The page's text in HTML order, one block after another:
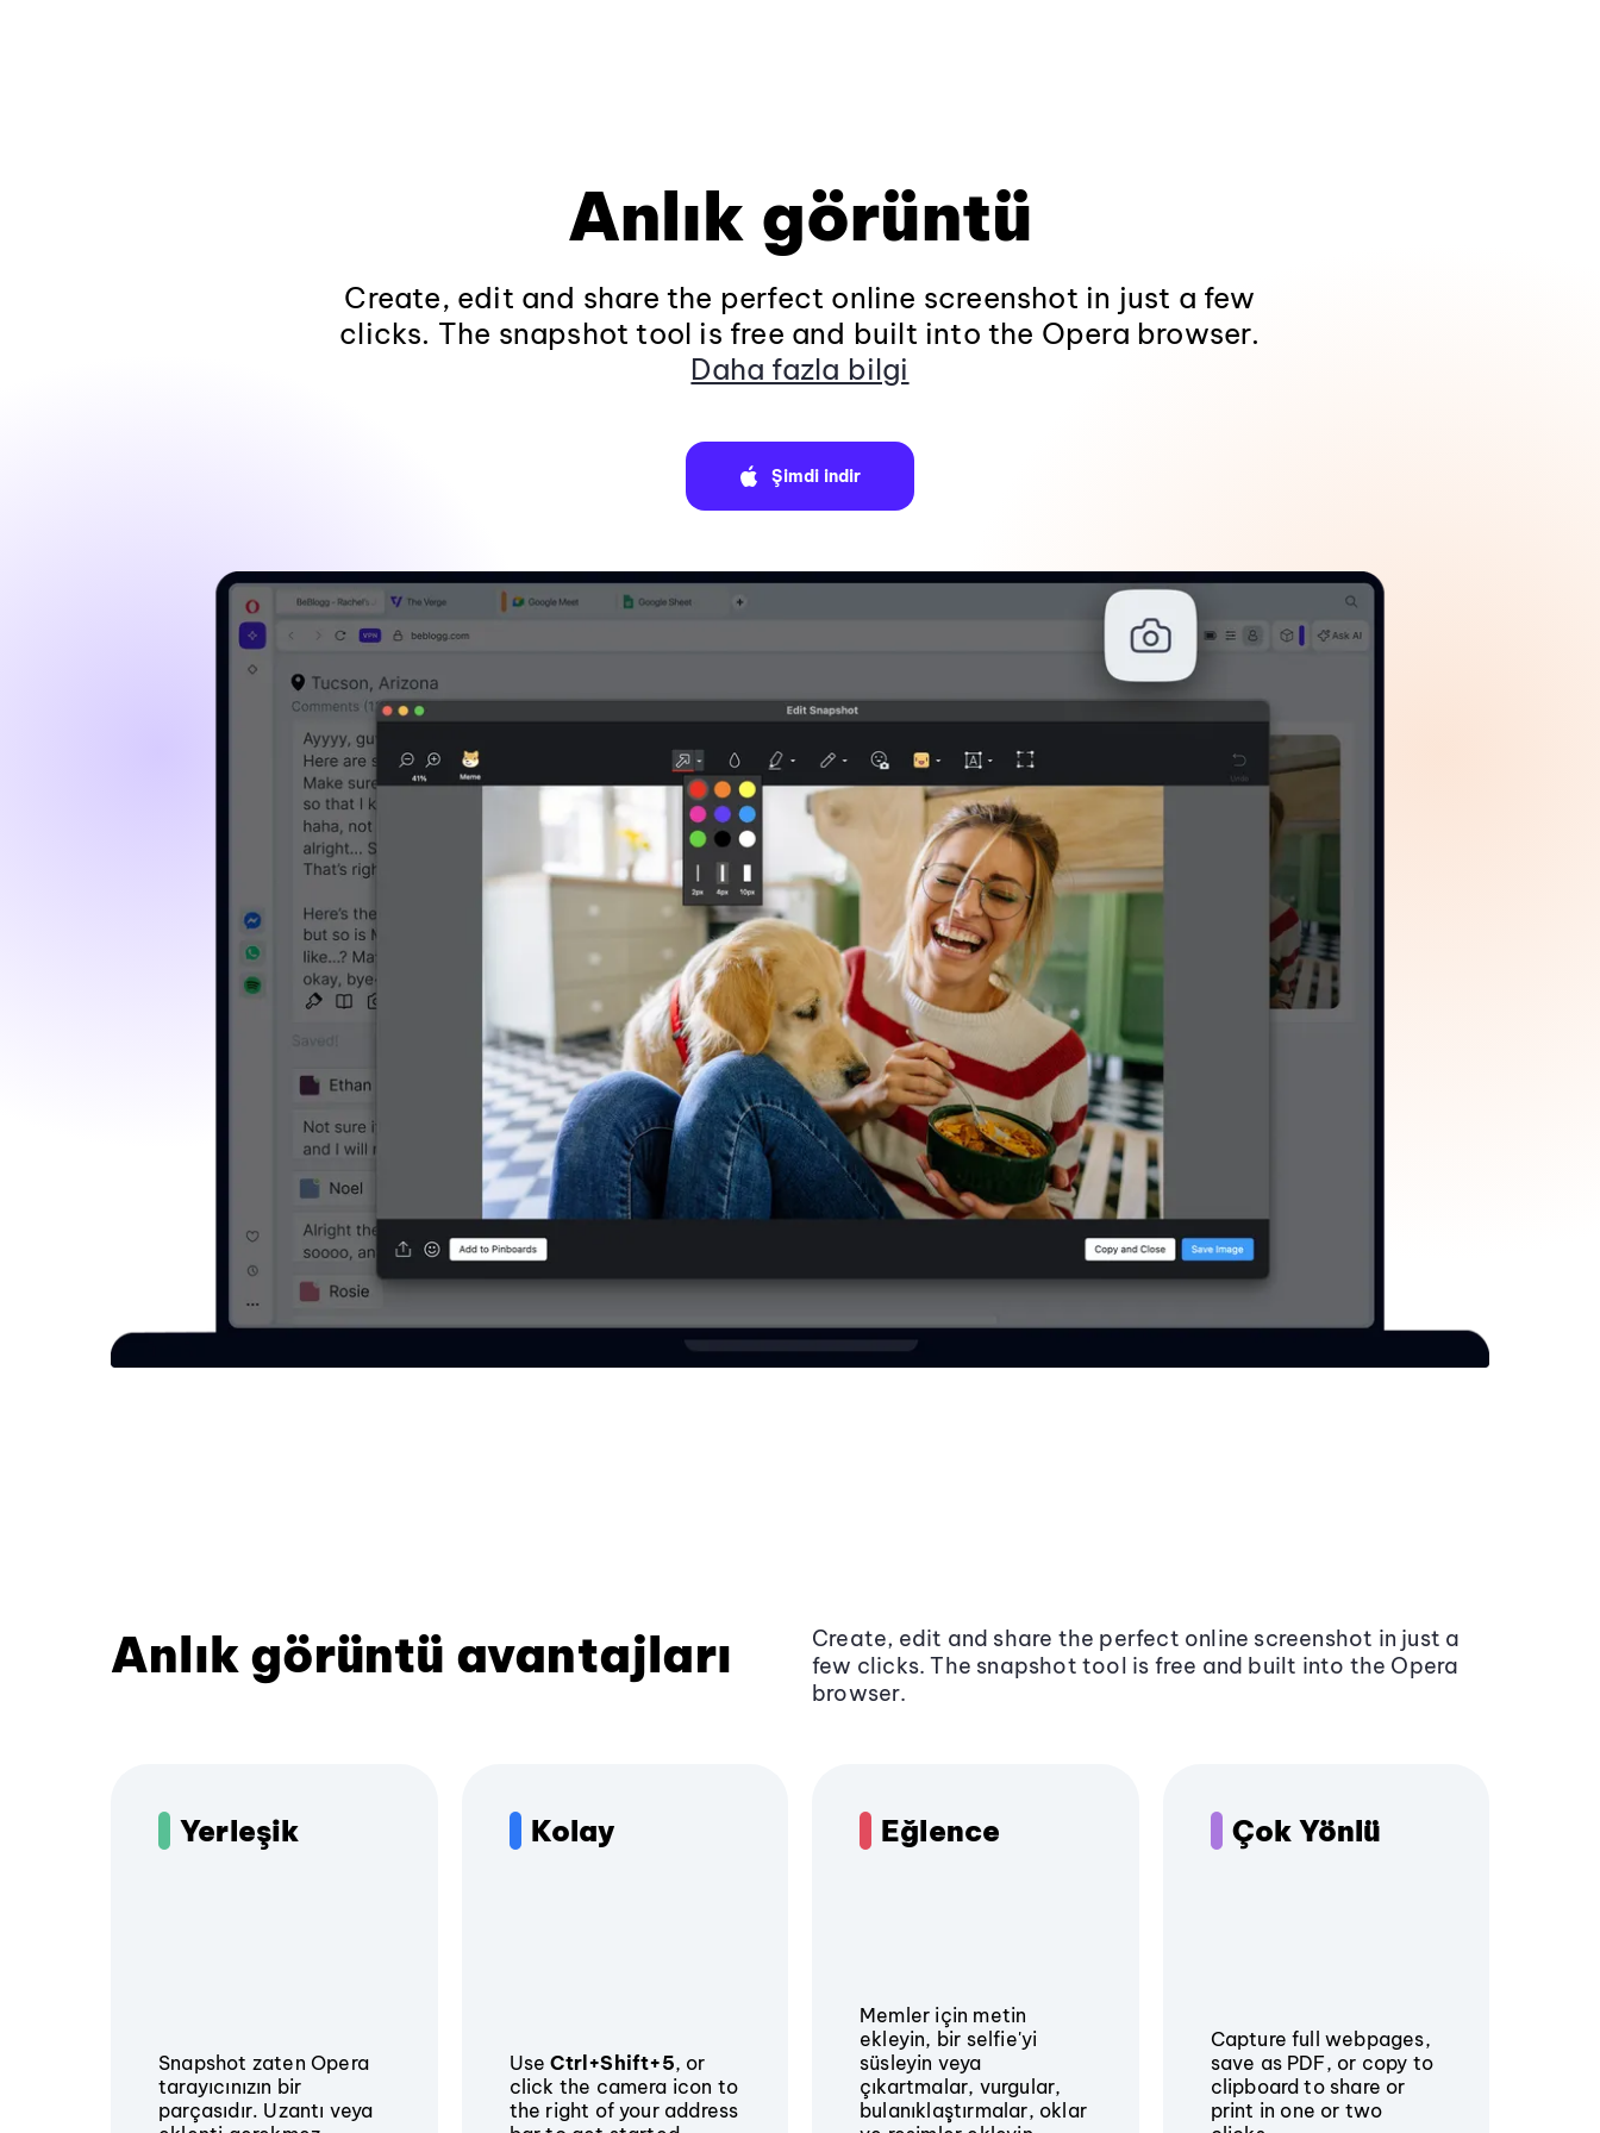
Anlık görüntü
Create, edit and share the perfect online screenshot in just a few
clicks. The snapshot tool is free and built into the Opera browser.
Daha fazla bilgi
Şimdi indir
Anlık görüntü avantajları
Create, edit and share the perfect online screenshot in just a
few clicks. The snapshot tool is free and built into the Opera
browser.
Yerleşik
Snapshot zaten Opera
tarayıcınızın bir
parçasıdır. Uzantı veya
Kolay
UseCtrl+Shift+5, or
click the camera icon to
the right of your address
Eğlence
Memler için metin
ekleyin, bir selfie'yi
süsleyin veya
çıkartmalar, vurgular,
bulanıklaştırmalar, oklar
Çok Yönlü
Capture full webpages,
save as PDF, or copy to
clipboard to share or
print in one or two